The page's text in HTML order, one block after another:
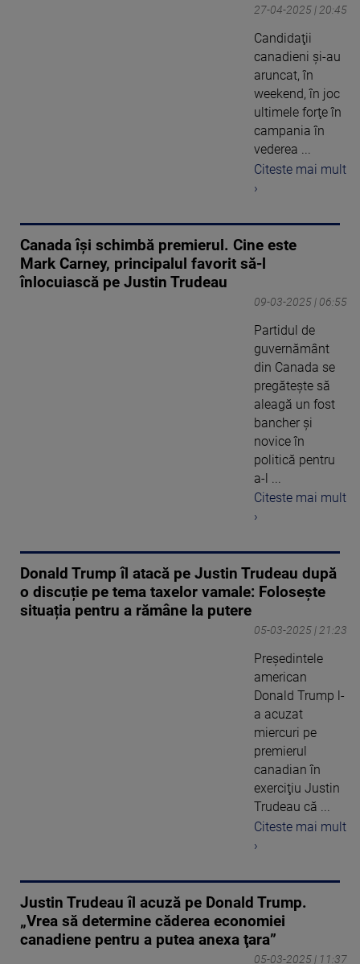
27-04-2025 | 20:45
Candidaţii
canadieni şi-au
aruncat, în
weekend, în joc
ultimele forţe în
campania în
vederea ...
Citeste mai mult
›
Canada își schimbă premierul. Cine este
Mark Carney, principalul favorit să-l
înlocuiască pe Justin Trudeau
09-03-2025 | 06:55
Partidul de
guvernământ
din Canada se
pregăteşte să
aleagă un fost
bancher şi
novice în
politică pentru
a-l ...
Citeste mai mult
›
Donald Trump îl atacă pe Justin Trudeau după
o discuție pe tema taxelor vamale: Folosește
situația pentru a rămâne la putere
05-03-2025 | 21:23
Preşedintele
american
Donald Trump l-
a acuzat
miercuri pe
premierul
canadian în
exerciţiu Justin
Trudeau că ...
Citeste mai mult
›
Justin Trudeau îl acuză pe Donald Trump.
„Vrea să determine căderea economiei
canadiene pentru a putea anexa ţara”
05-03-2025 | 11:37